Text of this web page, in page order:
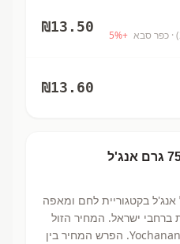
· כפר סבא +
5%
₪13.50
₪13.60
אנג'ל
בקטגוריית לחם ומאפה
ברחבי ישראל. המחיר הזול
הפרש המחיר בין